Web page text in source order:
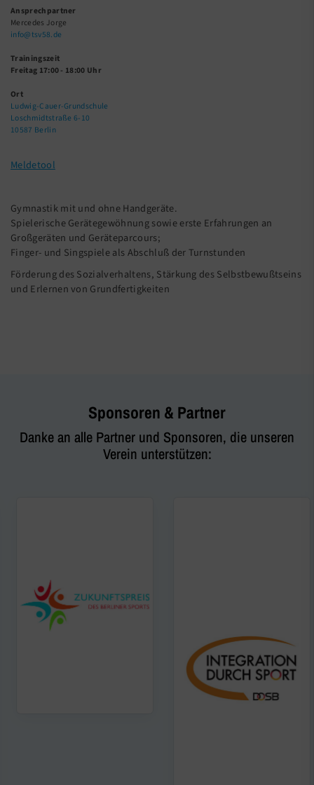
Ansprechpartner
Mercedes Jorge
info@tsv58.de
Trainingszeit
Freitag 17:00 - 18:00 Uhr
Ort
Ludwig-Cauer-Grundschule
Loschmidtstraße 6-10
10587 Berlin
Meldetool
Gymnastik mit und ohne Handgeräte.
Spielerische Gerätegewöhnung sowie erste Erfahrungen an
Großgeräten und Geräteparcours;
Finger- und Singspiele als Abschluß der Turnstunden
Förderung des Sozialverhaltens, Stärkung des Selbstbewußtseins
und Erlernen von Grundfertigkeiten
Sponsoren & Partner
Danke an alle Partner und Sponsoren, die unseren
Verein unterstützen: